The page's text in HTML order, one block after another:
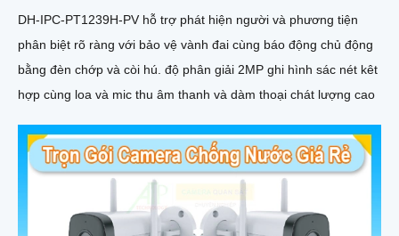
DH-IPC-PT1239H-PV hỗ trợ phát hiện người và phương tiện
phân biệt rõ ràng với bảo vệ vành đai cùng báo động chủ động
bằng đèn chớp và còi hú. độ phân giải 2MP ghi hình sác nét kêt
hợp cùng loa và mic thu âm thanh và dàm thoại chát lượng cao